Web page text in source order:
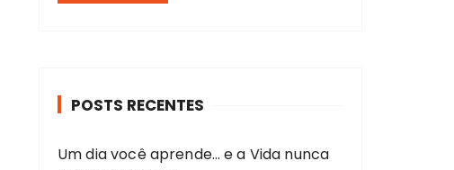
POSTS RECENTES
Um dia você aprende… e a Vida nunca